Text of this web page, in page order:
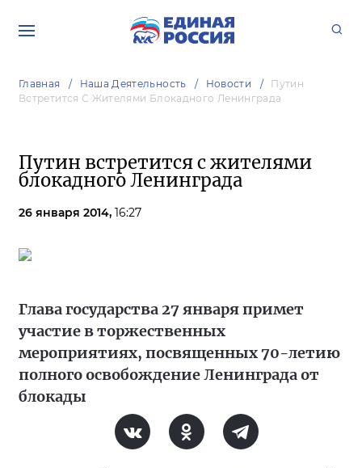
Главная Наша Деятельность Новости
Путин
Встретится С Жителями Блокадного Ленинграда
Путин встретится с жителями
блокадного Ленинграда
26 января 2014, 16:27
Глава государства 27 января примет
участие в торжественных
мероприятиях, посвященных 70-летию
полного освобождение Ленинграда от
блокады